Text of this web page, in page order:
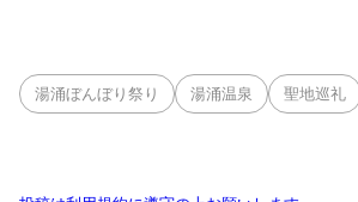
湯涌ぼんぼり祭り 湯涌温泉 聖地巡礼